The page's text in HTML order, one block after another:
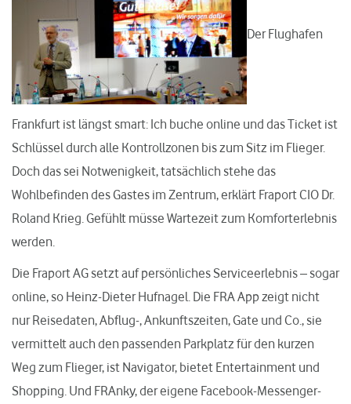
Der Flughafen
Frankfurt ist längst smart: Ich buche online und das Ticket ist
Schlüssel durch alle Kontrollzonen bis zum Sitz im Flieger.
Doch das sei Notwenigkeit, tatsächlich stehe das
Wohlbefinden des Gastes im Zentrum, erklärt Fraport CIO Dr.
Roland Krieg. Gefühlt müsse Wartezeit zum Komforterlebnis
werden.
Die Fraport AG setzt auf persönliches Serviceerlebnis – sogar
online, so Heinz-Dieter Hufnagel. Die FRA App zeigt nicht
nur Reisedaten, Abflug-, Ankunftszeiten, Gate und Co., sie
vermittelt auch den passenden Parkplatz für den kurzen
Weg zum Flieger, ist Navigator, bietet Entertainment und
Shopping. Und FRAnky, der eigene Facebook-Messenger-